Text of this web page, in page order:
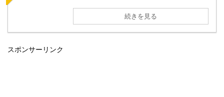
続きを見る
スポンサーリンク